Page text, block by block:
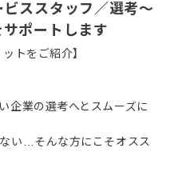
ススタッフ／選考～
ポートします
トをご紹介】
企業の選考へとスムーズに
い…そんな方にこそオスス